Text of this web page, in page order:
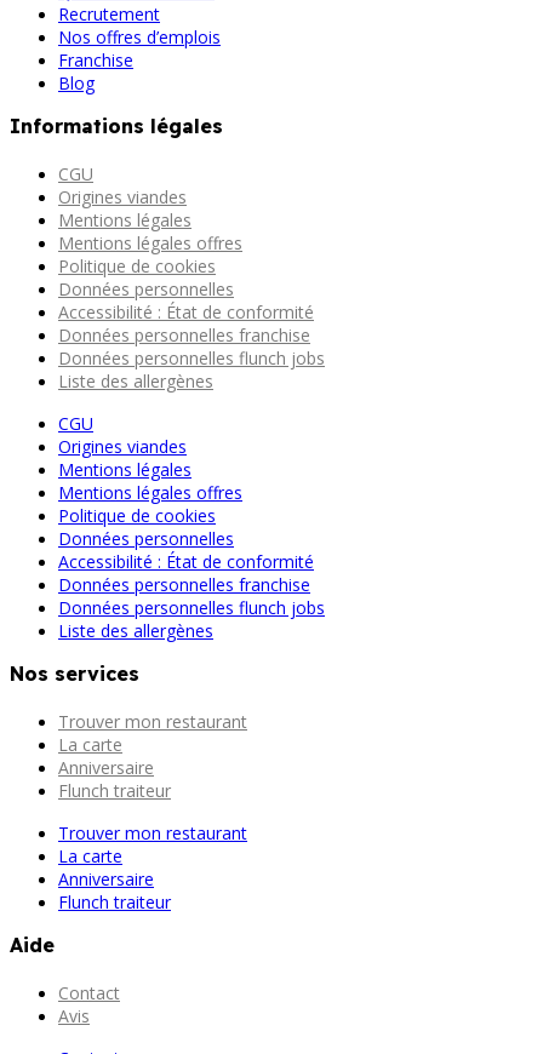
Recrutement
Nos offres d’emplois
Franchise
Blog
Informations légales
CGU
Origines viandes
Mentions légales
Mentions légales offres
Politique de cookies
Données personnelles
Accessibilité : État de conformité
Données personnelles franchise
Données personnelles flunch jobs
Liste des allergènes
CGU
Origines viandes
Mentions légales
Mentions légales offres
Politique de cookies
Données personnelles
Accessibilité : État de conformité
Données personnelles franchise
Données personnelles flunch jobs
Liste des allergènes
Nos services
Trouver mon restaurant
La carte
Anniversaire
Flunch traiteur
Trouver mon restaurant
La carte
Anniversaire
Flunch traiteur
Aide
Contact
Avis